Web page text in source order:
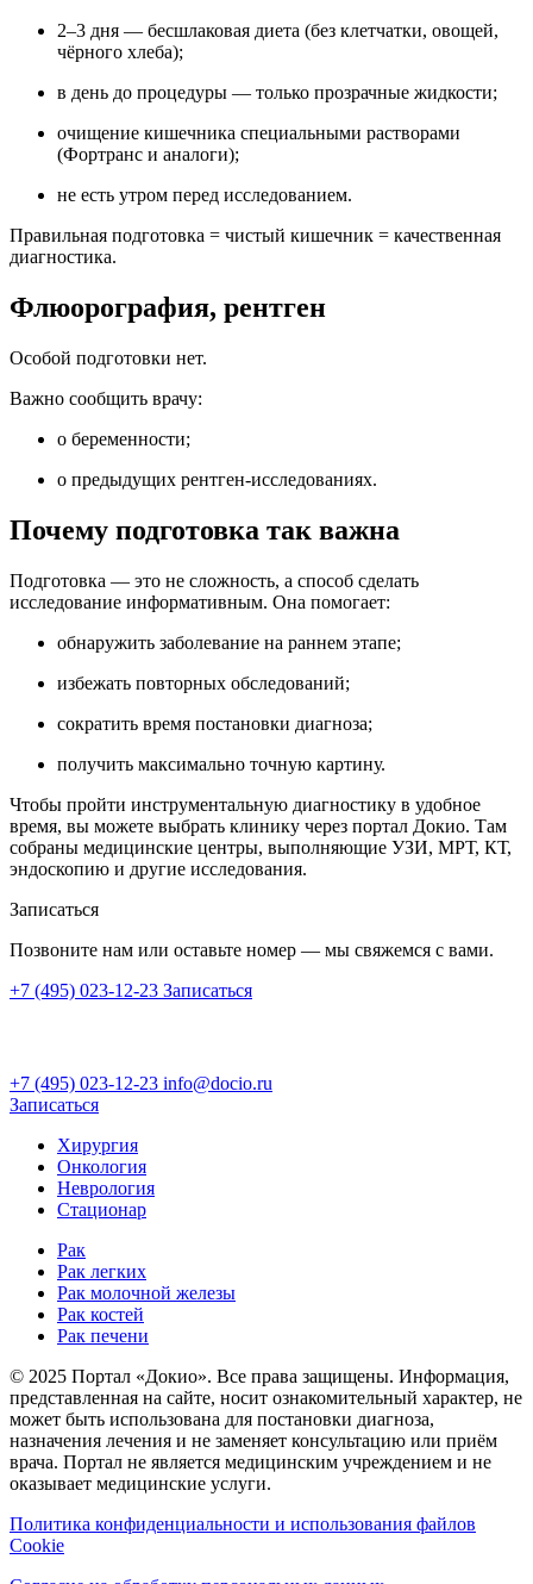
2–3 дня — бесшлаковая диета (без клетчатки, овощей,
чёрного хлеба);
в день до процедуры — только прозрачные жидкости;
очищение кишечника специальными растворами
(Фортранс и аналоги);
не есть утром перед исследованием.
Правильная подготовка = чистый кишечник = качественная
диагностика.
Флюорография, рентген
Особой подготовки нет.
Важно сообщить врачу:
о беременности;
о предыдущих рентген-исследованиях.
Почему подготовка так важна
Подготовка — это не сложность, а способ сделать
исследование информативным. Она помогает:
обнаружить заболевание на раннем этапе;
избежать повторных обследований;
сократить время постановки диагноза;
получить максимально точную картину.
Чтобы пройти инструментальную диагностику в удобное
время, вы можете выбрать клинику через портал Докио. Там
собраны медицинские центры, выполняющие УЗИ, МРТ, КТ,
эндоскопию и другие исследования.
Записаться
Позвоните нам или оставьте номер — мы свяжемся с вами.
+7 (495) 023-12-23 Записаться
+7 (495) 023-12-23 info@docio.ru
Записаться
Хирургия
Онкология
Неврология
Стационар
Рак
Рак легких
Рак молочной железы
Рак костей
Рак печени
© 2025 Портал «Докио». Все права защищены. Информация,
представленная на сайте, носит ознакомительный характер, не
может быть использована для постановки диагноза,
назначения лечения и не заменяет консультацию или приём
врача. Портал не является медицинским учреждением и не
оказывает медицинские услуги.
Политика конфиденциальности и использования файлов
Cookie